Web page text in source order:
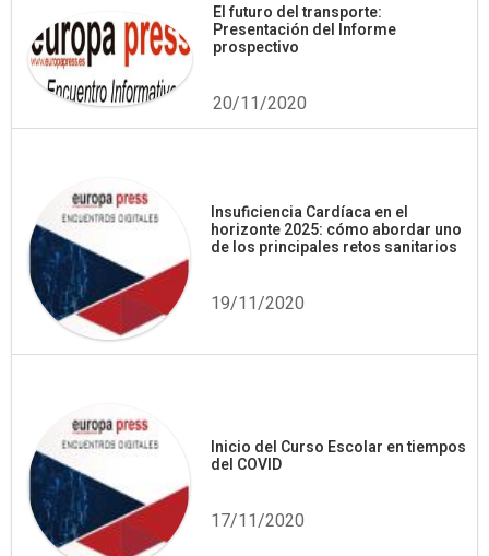
El futuro del transporte:
Presentación del Informe
prospectivo
20/11/2020
Insuficiencia Cardíaca en el
horizonte 2025: cómo abordar uno
de los principales retos sanitarios
19/11/2020
Inicio del Curso Escolar en tiempos
del COVID
17/11/2020